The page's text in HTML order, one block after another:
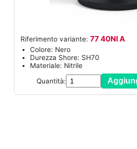
Riferimento variante: 77 40NI A
Colore: Nero
Durezza Shore: SH70
Materiale: Nitrile
Quantità: